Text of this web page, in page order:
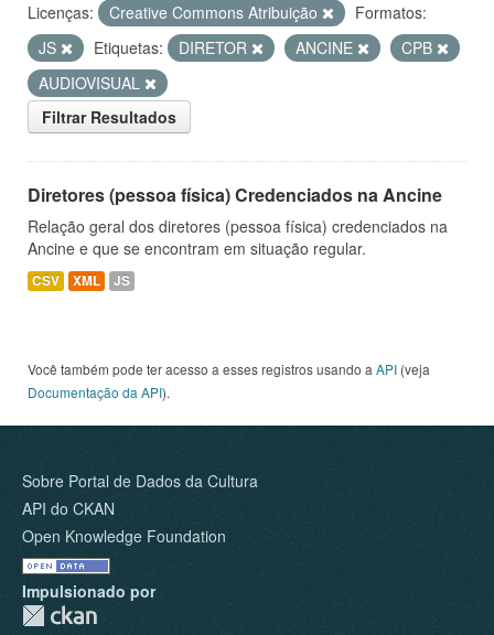
Licenças: Creative Commons Atribuição
Formatos:
JS
Etiquetas: DIRETOR ANCINE
CPB
AUDIOVISUAL
Filtrar Resultados
Diretores (pessoa física) Credenciados na Ancine
Relação geral dos diretores (pessoa física) credenciados na
Ancine e que se encontram em situação regular.
CSV XML JS
Você também pode ter acesso a esses registros usando a API (veja
Documentação da API).
Sobre Portal de Dados da Cultura
API do CKAN
Open Knowledge Foundation
Impulsionado por